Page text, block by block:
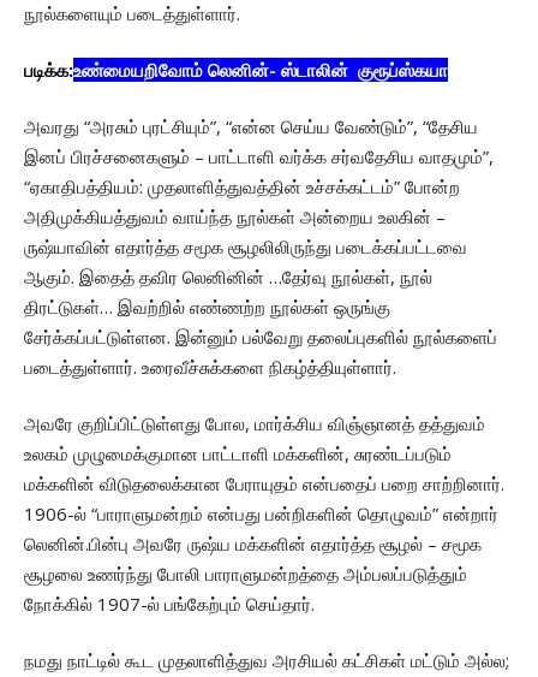
நூல்களையும் படைத்துள்ளார்.
படிக்க:உண்மையறிவோம் லெனின்- ஸ்டாலின் குரூப்ஸ்கயா
அவரது “அரசும் புரட்சியும்”, “என்ன செய்ய வேண்டும்”, “தேசிய
இனப் பிரச்சனைகளும் – பாட்டாளி வர்க்க சர்வதேசிய வாதமும்”,
“ஏகாதிபத்தியம்: முதலாளித்துவத்தின் உச்சக்கட்டம்” போன்ற
அதிமுக்கியத்துவம் வாய்ந்த நூல்கள் அன்றைய உலகின் –
ருஷ்யாவின் எதார்த்த சமூக சூழலிலிருந்து படைக்கப்பட்டவை
ஆகும். இதைத் தவிர லெனினின் …தேர்வு நூல்கள், நூல்
திரட்டுகள்… இவற்றில் எண்ணற்ற நூல்கள் ஒருங்கு
சேர்க்கப்பட்டுள்ளன. இன்னும் பல்வேறு தலைப்புகளில் நூல்களைப்
படைத்துள்ளார். உரைவீச்சுக்களை நிகழ்த்தியுள்ளார்.
அவரே குறிப்பிட்டுள்ளது போல, மார்க்சிய விஞ்ஞானத் தத்துவம்
உலகம் முழுமைக்குமான பாட்டாளி மக்களின், சுரண்டப்படும்
மக்களின் விடுதலைக்கான பேராயுதம் என்பதைப் பறை சாற்றினார்.
1906-ல் “பாராளுமன்றம் என்பது பன்றிகளின் தொழுவம்” என்றார்
லெனின்.பின்பு அவரே ருஷ்ய மக்களின் எதார்த்த சூழல் – சமூக
சூழலை உணர்ந்து போலி பாராளுமன்றத்தை அம்பலப்படுத்தும்
நோக்கில் 1907-ல் பங்கேற்பும் செய்தார்.
நமது நாட்டில் கூட முதலாளித்துவ அரசியல் கட்சிகள் மட்டும் அல்ல;